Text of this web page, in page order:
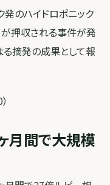
発のハイドロポニック
が押収される事件が発
る摘発の成果として報
月間で大規模